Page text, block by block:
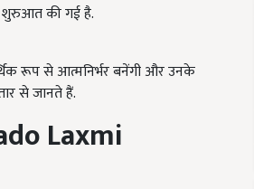
शुरुआत की गई है.
रूप से आत्मनिर्भर बनेंगी और उनके
से जानते हैं.
Laxmi